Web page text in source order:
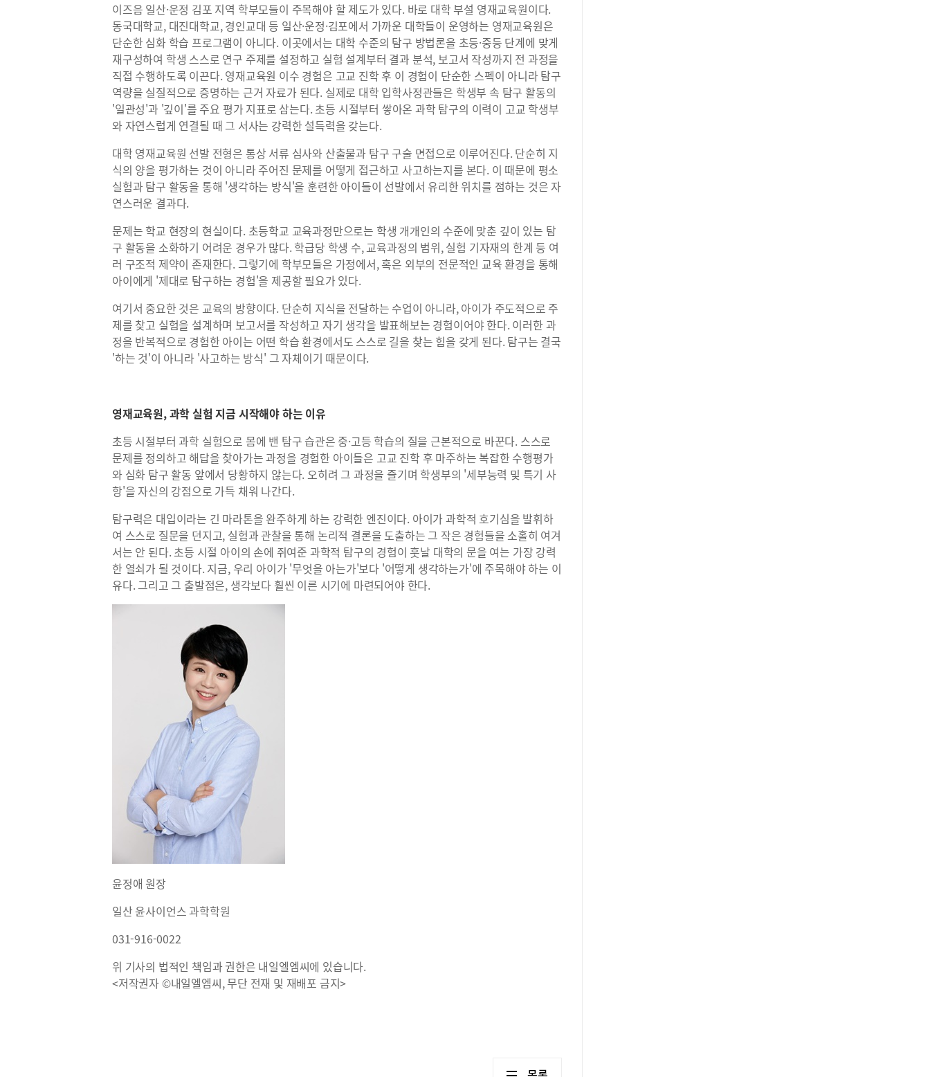
이즈음 일산·운정 김포 지역 학부모들이 주목해야 할 제도가 있다. 바로 대학 부설 영재교육원이다.
동국대학교, 대진대학교, 경인교대 등 일산·운정·김포에서 가까운 대학들이 운영하는 영재교육원은
단순한 심화 학습 프로그램이 아니다. 이곳에서는 대학 수준의 탐구 방법론을 초등·중등 단계에 맞게
재구성하여 학생 스스로 연구 주제를 설정하고 실험 설계부터 결과 분석, 보고서 작성까지 전 과정을
직접 수행하도록 이끈다. 영재교육원 이수 경험은 고교 진학 후 이 경험이 단순한 스펙이 아니라 탐구
역량을 실질적으로 증명하는 근거 자료가 된다. 실제로 대학 입학사정관들은 학생부 속 탐구 활동의
'일관성'과 '깊이'를 주요 평가 지표로 삼는다. 초등 시절부터 쌓아온 과학 탐구의 이력이 고교 학생부
와 자연스럽게 연결될 때 그 서사는 강력한 설득력을 갖는다.
대학 영재교육원 선발 전형은 통상 서류 심사와 산출물과 탐구 구술 면접으로 이루어진다. 단순히 지
식의 양을 평가하는 것이 아니라 주어진 문제를 어떻게 접근하고 사고하는지를 본다. 이 때문에 평소
실험과 탐구 활동을 통해 '생각하는 방식'을 훈련한 아이들이 선발에서 유리한 위치를 점하는 것은 자
연스러운 결과다.
문제는 학교 현장의 현실이다. 초등학교 교육과정만으로는 학생 개개인의 수준에 맞춘 깊이 있는 탐
구 활동을 소화하기 어려운 경우가 많다. 학급당 학생 수, 교육과정의 범위, 실험 기자재의 한계 등 여
러 구조적 제약이 존재한다. 그렇기에 학부모들은 가정에서, 혹은 외부의 전문적인 교육 환경을 통해
아이에게 '제대로 탐구하는 경험'을 제공할 필요가 있다.
여기서 중요한 것은 교육의 방향이다. 단순히 지식을 전달하는 수업이 아니라, 아이가 주도적으로 주
제를 찾고 실험을 설계하며 보고서를 작성하고 자기 생각을 발표해보는 경험이어야 한다. 이러한 과
정을 반복적으로 경험한 아이는 어떤 학습 환경에서도 스스로 길을 찾는 힘을 갖게 된다. 탐구는 결국
'하는 것'이 아니라 '사고하는 방식' 그 자체이기 때문이다.
영재교육원, 과학 실험 지금 시작해야 하는 이유
초등 시절부터 과학 실험으로 몸에 밴 탐구 습관은 중·고등 학습의 질을 근본적으로 바꾼다. 스스로
문제를 정의하고 해답을 찾아가는 과정을 경험한 아이들은 고교 진학 후 마주하는 복잡한 수행평가
와 심화 탐구 활동 앞에서 당황하지 않는다. 오히려 그 과정을 즐기며 학생부의 '세부능력 및 특기 사
항'을 자신의 강점으로 가득 채워 나간다.
탐구력은 대입이라는 긴 마라톤을 완주하게 하는 강력한 엔진이다. 아이가 과학적 호기심을 발휘하
여 스스로 질문을 던지고, 실험과 관찰을 통해 논리적 결론을 도출하는 그 작은 경험들을 소홀히 여겨
서는 안 된다. 초등 시절 아이의 손에 쥐여준 과학적 탐구의 경험이 훗날 대학의 문을 여는 가장 강력
한 열쇠가 될 것이다. 지금, 우리 아이가 '무엇을 아는가'보다 '어떻게 생각하는가'에 주목해야 하는 이
유다. 그리고 그 출발점은, 생각보다 훨씬 이른 시기에 마련되어야 한다.
윤정애 원장
일산 윤사이언스 과학학원
031-916-0022
위 기사의 법적인 책임과 권한은 내일엘엠씨에 있습니다.
<저작권자 ©내일엘엠씨, 무단 전재 및 재배포 금지>